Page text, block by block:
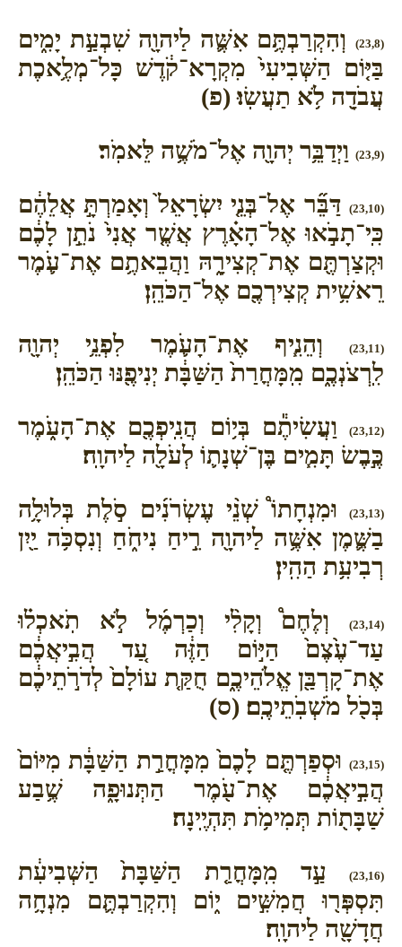
(23,8)
וְהִקְרַבְתֶּ֥ם אִשֶּׁ֛ה לַיהוָ֖ה שִׁבְעַ֣ת יָמִ֑ים
בַּיּ֤וֹם הַשְּׁבִיעִי֙ מִקְרָא־קֹ֔דֶשׁ כָּל־מְלֶ֥אכֶת
עֲבֹדָ֖ה לֹ֥א תַעֲשֽׂוּ׃ (פ)
(23,9) וַיְדַבֵּ֥ר יְהוָ֖ה אֶל־מֹשֶׁ֥ה לֵּאמֹֽר׃
(23,10)
דַּבֵּ֞ר אֶל־בְּנֵ֤י יִשְׂרָאֵל֙ וְאָמַרְתָּ֣ אֲלֵהֶ֔ם
כִּֽי־תָבֹ֣אוּ אֶל־הָאָ֗רֶץ אֲשֶׁ֤ר אֲנִי֙ נֹתֵ֣ן לָכֶ֔ם
וּקְצַרְתֶּ֖ם אֶת־קְצִירָ֑הּ וַהֲבֵאתֶ֥ם אֶת־עֹ֛מֶר
רֵאשִׁ֥ית קְצִירְכֶ֖ם אֶל־הַכֹּהֵֽן׃
(23,11)
וְהֵנִ֧יף אֶת־הָעֹ֛מֶר לִפְנֵ֥י יְהוָ֖ה
לִֽרְצֹנְכֶ֑ם מִֽמָּחֳרַת֙ הַשַּׁבָּ֔ת יְנִיפֶ֖נּוּ הַכֹּהֵֽן׃
(23,12)
וַעֲשִׂיתֶ֕ם בְּי֥וֹם הֲנִֽיפְכֶ֖ם אֶת־הָעֹ֑מֶר
כֶּ֣בֶשׂ תָּמִ֧ים בֶּן־שְׁנָת֛וֹ לְעֹלָ֖ה לַיהוָֽה׃
(23,13)
וּמִנְחָתוֹ֩ שְׁנֵ֨י עֶשְׂרֹנִ֜ים סֹ֣לֶת בְּלוּלָ֥ה
בַשֶּׁ֛מֶן אִשֶּׁ֥ה לַיהוָ֖ה רֵ֣יחַ נִיחֹ֑חַ וְנִסְכֹּ֥ה יַ֖יִן
רְבִיעִ֥ת הַהִֽין׃
(23,14)
וְלֶחֶם֩ וְקָלִ֨י וְכַרְמֶ֜ל לֹ֣א תֹֽאכְל֗וּ
עַד־עֶ֙צֶם֙ הַיּ֣וֹם הַזֶּ֔ה עַ֚ד הֲבִ֣יאֲכֶ֔ם
אֶת־קָרְבַּ֖ן אֱלֹהֵיכֶ֑ם חֻקַּ֤ת עוֹלָם֙ לְדֹרֹ֣תֵיכֶ֔ם
בְּכֹ֖ל מֹשְׁבֹֽתֵיכֶֽם׃ (ס)
(23,15)
וּסְפַרְתֶּ֤ם לָכֶם֙ מִמָּחֳרַ֣ת הַשַּׁבָּ֔ת מִיּוֹם֙
הֲבִ֣יאֲכֶ֔ם אֶת־עֹ֖מֶר הַתְּנוּפָ֑ה שֶׁ֥בַע
שַׁבָּת֖וֹת תְּמִימֹ֥ת תִּהְיֶֽינָה׃
(23,16)
עַ֣ד מִֽמָּחֳרַ֤ת הַשַּׁבָּת֙ הַשְּׁבִיעִ֔ת
תִּסְפְּר֖וּ חֲמִשִּׁ֣ים י֑וֹם וְהִקְרַבְתֶּ֛ם מִנְחָ֥ה
חֲדָשָׁ֖ה לַיהוָֽה׃